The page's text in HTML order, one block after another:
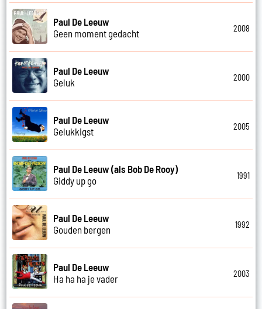
Paul De Leeuw
Geen moment gedacht
2008
Paul De Leeuw
Geluk
2000
Paul De Leeuw
Gelukkigst
2005
Paul De Leeuw (als Bob De Rooy)
Giddy up go
1991
Paul De Leeuw
Gouden bergen
1992
Paul De Leeuw
Ha ha ha je vader
2003